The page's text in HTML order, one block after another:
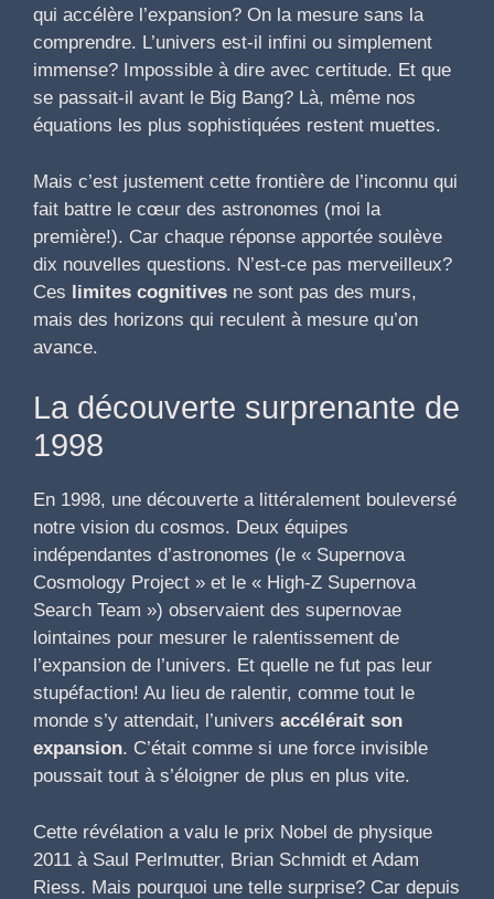
qui accélère l’expansion? On la mesure sans la
comprendre. L’univers est-il infini ou simplement
immense? Impossible à dire avec certitude. Et que
se passait-il avant le Big Bang? Là, même nos
équations les plus sophistiquées restent muettes.
Mais c’est justement cette frontière de l’inconnu qui
fait battre le cœur des astronomes (moi la
première!). Car chaque réponse apportée soulève
dix nouvelles questions. N’est-ce pas merveilleux?
Ces limites cognitives ne sont pas des murs,
mais des horizons qui reculent à mesure qu’on
avance.
La découverte surprenante de
1998
En 1998, une découverte a littéralement bouleversé
notre vision du cosmos. Deux équipes
indépendantes d’astronomes (le « Supernova
Cosmology Project » et le « High-Z Supernova
Search Team ») observaient des supernovae
lointaines pour mesurer le ralentissement de
l’expansion de l’univers. Et quelle ne fut pas leur
stupéfaction! Au lieu de ralentir, comme tout le
monde s’y attendait, l’univers accélérait son
expansion. C’était comme si une force invisible
poussait tout à s’éloigner de plus en plus vite.
Cette révélation a valu le prix Nobel de physique
2011 à Saul Perlmutter, Brian Schmidt et Adam
Riess. Mais pourquoi une telle surprise? Car depuis